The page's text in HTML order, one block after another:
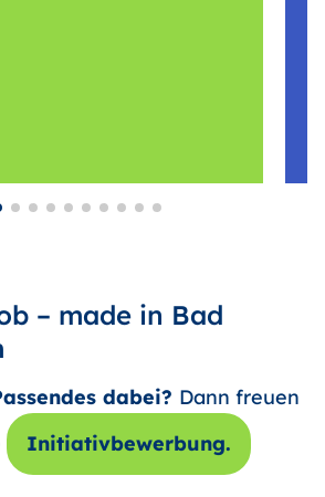
– made in Bad
dabei? Dann freuen
Initiativbewerbung.